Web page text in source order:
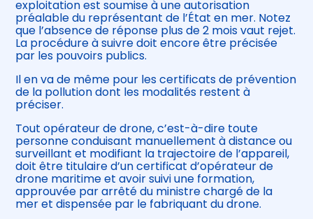
exploitation est soumise à une autorisation
préalable du représentant de l’État en mer. Notez
que l’absence de réponse plus de 2 mois vaut rejet.
La procédure à suivre doit encore être précisée
par les pouvoirs publics.
Il en va de même pour les certificats de prévention
de la pollution dont les modalités restent à
préciser.
Tout opérateur de drone, c’est-à-dire toute
personne conduisant manuellement à distance ou
surveillant et modifiant la trajectoire de l’appareil,
doit être titulaire d’un certificat d’opérateur de
drone maritime et avoir suivi une formation,
approuvée par arrêté du ministre chargé de la
mer et dispensée par le fabriquant du drone.